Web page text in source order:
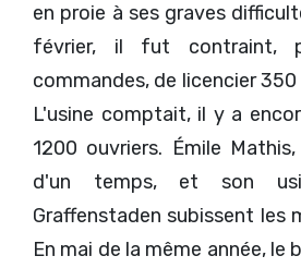
en proie à ses graves
février, il fut contraint,
commandes, de licencier
L'usine comptait, il y a
1200 ouvriers. Émile
d'un temps, et son
Graffenstaden subissent les
En mai de la même année, le